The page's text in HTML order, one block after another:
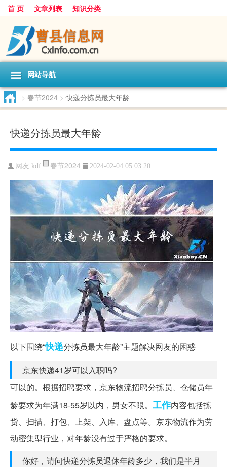
首 页 文章列表 知识分类
网站导航
> 春节2024 > 快递分拣员最大年龄
快递分拣员最大年龄
网友: kdf 春节2024 2024-02-04 05:03:20
以下围绕“快递分拣员最大年龄”主题解决网友的困惑
京东快递41岁可以入职吗?
可以的。根据招聘要求，京东物流招聘分拣员、仓储员年
龄要求为年满18-55岁以内，男女不限。 工作内容包括拣
货、扫描、打包、上架、入库、盘点等。京东物流作为劳
动密集型行业，对年龄没有过于严格的要求。
你好，请问快递分拣员退休年龄多少，我们是半月